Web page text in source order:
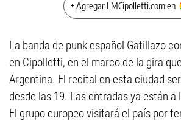
+ Agregar LMCipolletti.com en
La banda de punk español Gatillazo
en Cipolletti, en el marco de la gira
Argentina. El recital en esta ciudad
desde las 19. Las entradas ya están a
El grupo europeo visitará el país por